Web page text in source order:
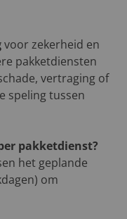
voor zekerheid en
pakketdiensten
vertraging of
speling tussen
pakketdienst?
het geplande
om